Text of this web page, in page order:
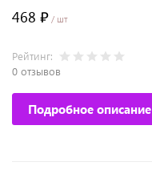
468 ₽ / шт
Рейтинг:
0 отзывов
Подробное описание